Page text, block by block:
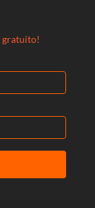
gratuito!